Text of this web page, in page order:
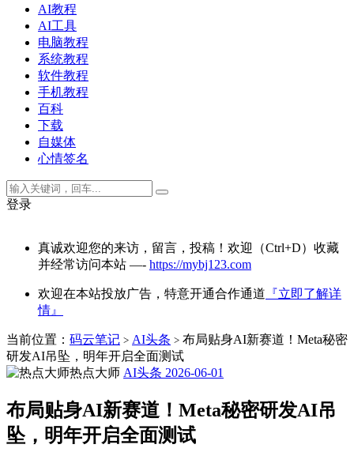
AI教程
AI工具
电脑教程
系统教程
软件教程
手机教程
百科
下载
自媒体
心情签名
登录
真诚欢迎您的来访，留言，投稿！欢迎（Ctrl+D）收藏
并经常访问本站 —- https://mybj123.com
欢迎在本站投放广告，特意开通合作通道 『立即了解详
情』
当前位置： 码云笔记 > AI头条 > 布局贴身AI新赛道！Meta秘密
研发AI吊坠，明年开启全面测试
热点大师 AI头条 2026-06-01
布局贴身AI新赛道！Meta秘密研发AI吊
坠，明年开启全面测试